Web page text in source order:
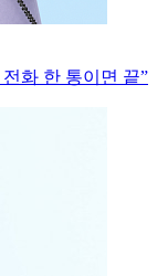
화 한 통이면 끝”